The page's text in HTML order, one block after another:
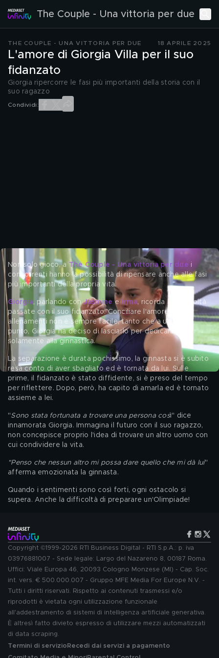
The Couple - Una vittoria per due
THE COUPLE - UNA VITTORIA PER DUE 18 APRILE 2025
L'amore di Giorgia Villa per il suo
fidanzato
Giorgia ripercorre le fasi più importanti della storia con il
suo ragazzo
Condividi:
Non solo gioco, a The Couple - Una vittoria per due i
concorrenti hanno la possibilità di ripensare anche alle fasi
più importanti della propria vita.
Giorgia, parlando con Jasmine e Irma, ricorda le difficoltà
passate con il suo fidanzato. Conciliare l'amore con gli
allenamenti non è sempre facile, tanto che a un certo
punto, Giorgia ha deciso di lasciarlo per dedicarsi
solamente alla ginnastica.
La separazione è durata pochissimo, la ginnasta si è subito
resa conto di aver sbagliato ed è tornata da lui. Sulle
prime, il fidanzato è stato diffidente, si è preso del tempo
per riflettere. Dopo, però, ha capito di amarla ed è tornato
assieme a lei.
"Sono stata fortunata a trovare una persona così" dice
innamorata Giorgia. Immagina il futuro con il suo ragazzo,
non concepisce proprio l'idea di trovare un altro uomo con
cui condividere la vita.
"Penso che nessun altro mi possa dare quello che mi dà lui"
afferma emozionata la ginnasta.
Quando i sentimenti sono così forti, ogni ostacolo si
supera. Anche la difficoltà di preparare un'Olimpiade!
Copyright ©1999-2026 RTI Business Digital - RTI S.p.A.: p. iva
03976881007 - Sede legale: Largo del Nazareno 8, 00187 Roma.
Uffici: Viale Europa 46, 20093 Cologno Monzese (MI) - Cap. Soc.
int. vers. € 500.000.007 - Gruppo MFE Media For Europe N.V. -
Tutti i diritti riservati. Rispetto ai contenuti trasmessi e/o
riprodotti è vietata ogni utilizzazione funzionale
all'addestramento di sistemi di intelligenza artificiale generativa.
È altresì fatto divieto espresso di utilizzare mezzi automatizzati
di data scraping.
Termini di servizio Recedi dai servizi a pagamento